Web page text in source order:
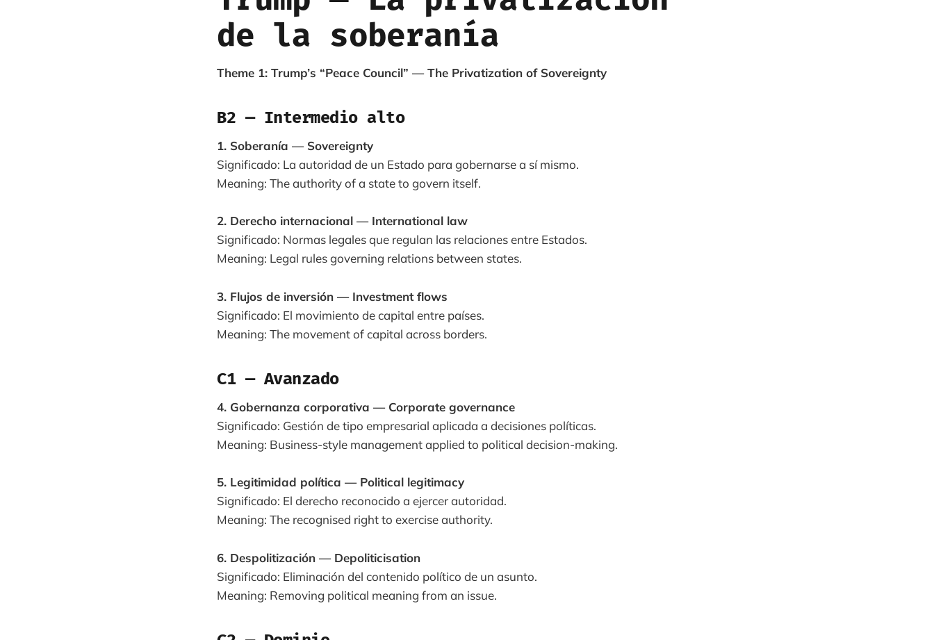
de la soberanía
Theme 1: Trump’s “Peace Council” — The Privatization of Sovereignty
B2 — Intermedio alto
1. Soberanía — Sovereignty
Significado: La autoridad de un Estado para gobernarse a sí mismo.
Meaning: The authority of a state to govern itself.
2. Derecho internacional — International law
Significado: Normas legales que regulan las relaciones entre Estados.
Meaning: Legal rules governing relations between states.
3. Flujos de inversión — Investment flows
Significado: El movimiento de capital entre países.
Meaning: The movement of capital across borders.
C1 — Avanzado
4. Gobernanza corporativa — Corporate governance
Significado: Gestión de tipo empresarial aplicada a decisiones políticas.
Meaning: Business-style management applied to political decision-making.
5. Legitimidad política — Political legitimacy
Significado: El derecho reconocido a ejercer autoridad.
Meaning: The recognised right to exercise authority.
6. Despolitización — Depoliticisation
Significado: Eliminación del contenido político de un asunto.
Meaning: Removing political meaning from an issue.